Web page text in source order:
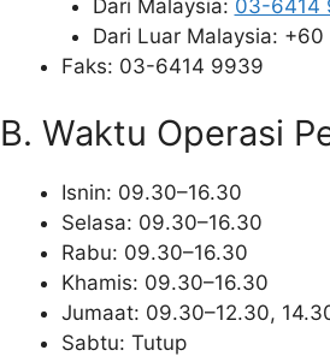
Dari Malaysia: 03-6414
Dari Luar Malaysia:
Faks: 03-6414 9939
B. Waktu Operasi
Isnin: 09.30–16.30
Selasa: 09.30–16.30
Rabu: 09.30–16.30
Khamis: 09.30–16.30
Jumaat: 09.30–12.30,
Sabtu: Tutup